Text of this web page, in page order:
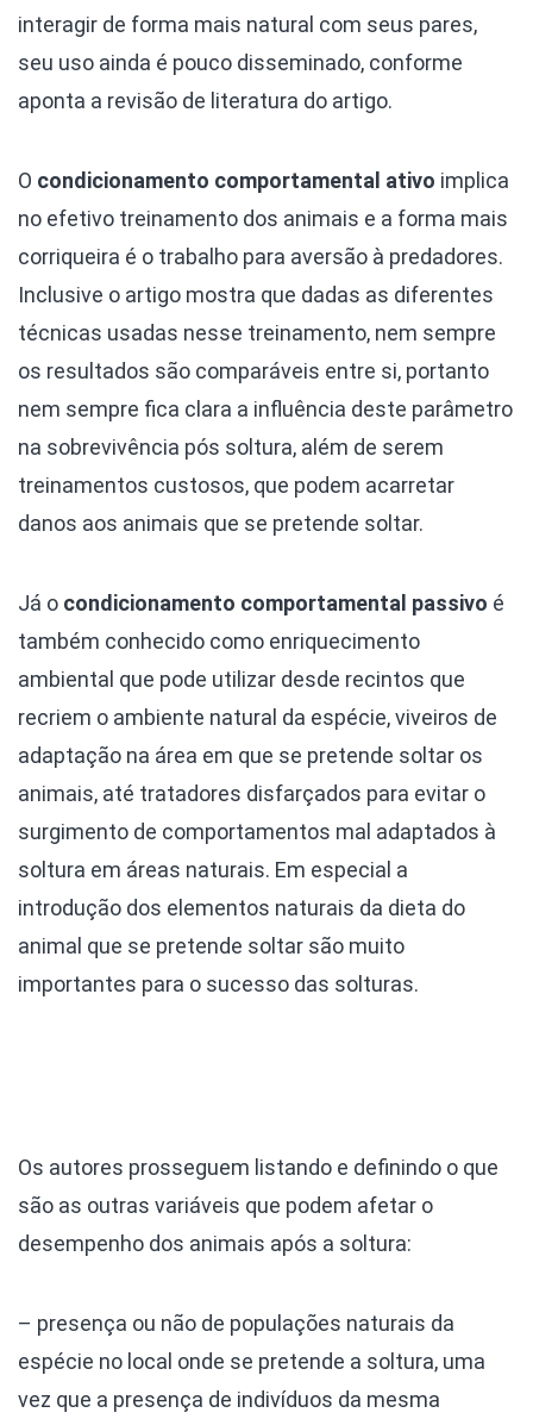
interagir de forma mais natural com seus pares,
seu uso ainda é pouco disseminado, conforme
aponta a revisão de literatura do artigo.
O condicionamento comportamental ativo implica
no efetivo treinamento dos animais e a forma mais
corriqueira é o trabalho para aversão à predadores.
Inclusive o artigo mostra que dadas as diferentes
técnicas usadas nesse treinamento, nem sempre
os resultados são comparáveis entre si, portanto
nem sempre fica clara a influência deste parâmetro
na sobrevivência pós soltura, além de serem
treinamentos custosos, que podem acarretar
danos aos animais que se pretende soltar.
Já o condicionamento comportamental passivo é
também conhecido como enriquecimento
ambiental que pode utilizar desde recintos que
recriem o ambiente natural da espécie, viveiros de
adaptação na área em que se pretende soltar os
animais, até tratadores disfarçados para evitar o
surgimento de comportamentos mal adaptados à
soltura em áreas naturais. Em especial a
introdução dos elementos naturais da dieta do
animal que se pretende soltar são muito
importantes para o sucesso das solturas.
Os autores prosseguem listando e definindo o que
são as outras variáveis que podem afetar o
desempenho dos animais após a soltura:
– presença ou não de populações naturais da
espécie no local onde se pretende a soltura, uma
vez que a presença de indivíduos da mesma